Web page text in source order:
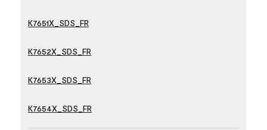
K7651X_SDS_FR
K7652X_SDS_FR
K7653X_SDS_FR
K7654X_SDS_FR